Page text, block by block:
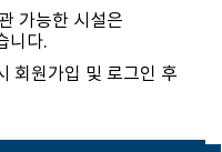
가능한 시설은
니다.
회원가입 및 로그인 후